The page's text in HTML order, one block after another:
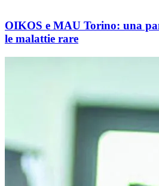
OIKOS e MAU Torino: una
le malattie rare